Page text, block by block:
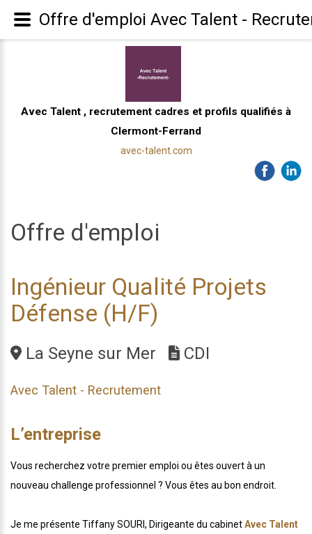
Avec Talent , recrutement cadres et profils qualifiés à
Clermont-Ferrand
avec-talent.com
Offre d'emploi
Ingénieur Qualité Projets
Défense (H/F)
La Seyne sur Mer CDI
Avec Talent - Recrutement
L’entreprise
Vous recherchez votre premier emploi ou êtes ouvert à un
nouveau challenge professionnel ? Vous êtes au bon endroit.
Je me présente Tiffany SOURI, Dirigeante du cabinetAvec Talent
Offre d'emploi Avec Talent -